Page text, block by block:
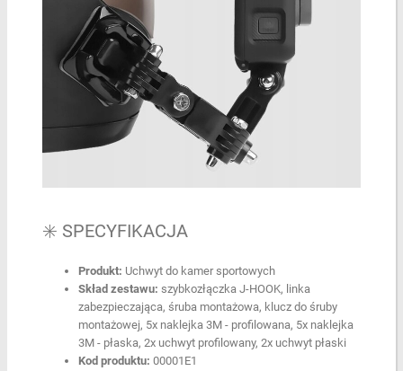
✳️ SPECYFIKACJA
Produkt: Uchwyt do kamer sportowych
Skład zestawu: szybkozłączka J-HOOK, linka
zabezpieczająca, śruba montażowa, klucz do śruby
montażowej, 5x naklejka 3M - profilowana, 5x naklejka
3M - płaska, 2x uchwyt profilowany, 2x uchwyt płaski
Kod produktu: 00001E1